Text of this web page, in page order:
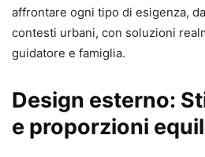
affrontare ogni tipo di esigenza,
contesti urbani, con soluzioni
guidatore e famiglia.
Design esterno:
e proporzioni